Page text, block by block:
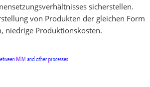
sicherstellen.
von Produkten der gleichen Form
niedrige Produktionskosten.